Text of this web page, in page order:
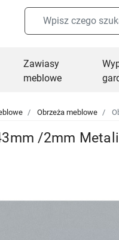
Zawiasy
meblowe
Obrzeża meblowe
/2mm